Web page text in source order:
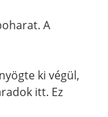
A
ki végül,
itt. Ez